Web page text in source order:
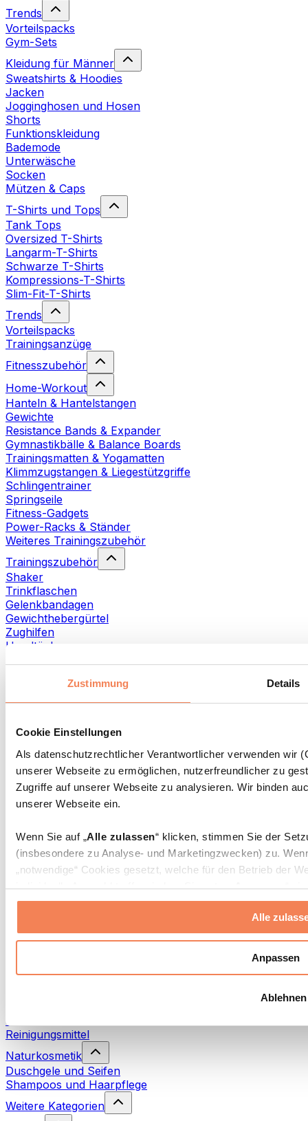
Zustimmung Details
Cookie Einstellungen
Als datenschutzrechtlicher Verantwortlicher verwenden wir
unserer Webseite zu ermöglichen, nutzerfreundlicher zu
Zugriffe auf unserer Webseite zu analysieren. Wir binden
unserer Webseite ein.
Wenn Sie auf „Alle zulassen“ klicken, stimmen Sie der
(insbesondere zu Analyse- und Marketingzwecken) zu.
„notwendige“ Cookies gesetzt, welche für den Betrieb der
individuelle Auswahl treffen, indem Sie unter „Anpassen“
erlauben“ klicken.
Weitere Informationen über die Verarbeitung Ihrer Daten
Datenschutzerklärung
Alle
Anpassen
Ablehnen
Trends
Vorteilspacks
Gym-Sets
Kleidung für Männer
Sweatshirts & Hoodies
Jacken
Jogginghosen und Hosen
Shorts
Funktionskleidung
Bademode
Unterwäsche
Socken
Mützen & Caps
T-Shirts und Tops
Tank Tops
Oversized T-Shirts
Langarm-T-Shirts
Schwarze T-Shirts
Kompressions-T-Shirts
Slim-Fit-T-Shirts
Trends
Vorteilspacks
Trainingsanzüge
Fitnesszubehör
Home-Workout
Hanteln & Hantelstangen
Gewichte
Resistance Bands & Expander
Gymnastikbälle & Balance Boards
Trainingsmatten & Yogamatten
Klimmzugstangen & Liegestützgriffe
Schlingentrainer
Springseile
Fitness-Gadgets
Power-Racks & Ständer
Weiteres Trainingszubehör
Trainingszubehör
Shaker
Trinkflaschen
Gelenkbandagen
Gewichthebergürtel
Zughilfen
Handtücher
Faszien- und Massagerollen
Weitere Rehabilitationshilfen
Taschen & Rucksäcke
Essenstaschen und Meal-Prep-Zubehör
Sporttaschen
Zubehör nach Aktivität
Laufen
Kampfsport
Yoga & Pilates
Wandern
Rotlichttherapie
Waschmittel
Reinigungsmittel
Naturkosmetik
Duschgele und Seifen
Shampoos und Haarpflege
Weitere Kategorien